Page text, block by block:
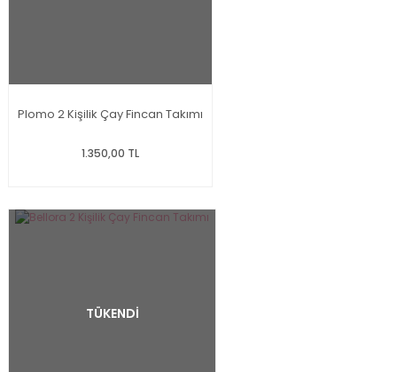
Plomo 2 Kişilik Çay Fincan Takımı
1.350,00 TL
TÜKENDİ